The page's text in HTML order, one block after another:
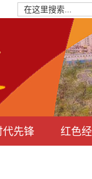
代先锋 红色